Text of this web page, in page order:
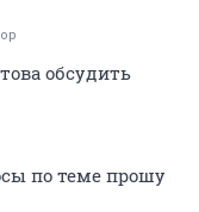
обсудить
по теме прошу